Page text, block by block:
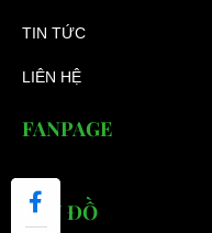
TIN TỨC
LIÊN HỆ
FANPAGE
BẢN ĐỒ